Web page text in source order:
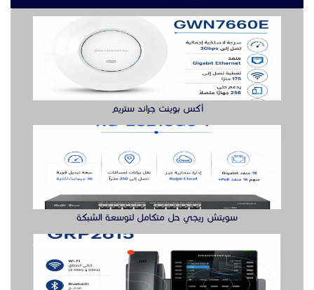
أكس بوينت جراند ستريم
سويتش ريجي حل متكامل لتوسعة الشبكة